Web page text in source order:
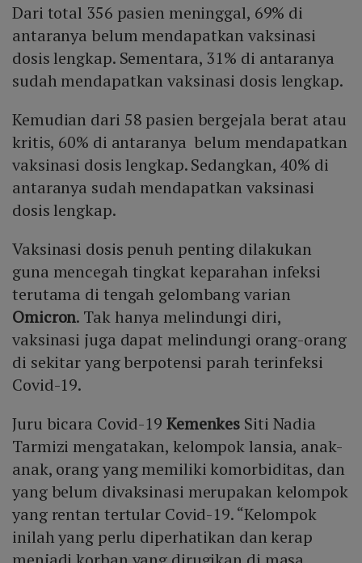
Dari total 356 pasien meninggal, 69% di
antaranya belum mendapatkan vaksinasi
dosis lengkap. Sementara, 31% di antaranya
sudah mendapatkan vaksinasi dosis lengkap.
Kemudian dari 58 pasien bergejala berat atau
kritis, 60% di antaranya belum mendapatkan
vaksinasi dosis lengkap. Sedangkan, 40% di
antaranya sudah mendapatkan vaksinasi
dosis lengkap.
Vaksinasi dosis penuh penting dilakukan
guna mencegah tingkat keparahan infeksi
terutama di tengah gelombang varian
Omicron. Tak hanya melindungi diri,
vaksinasi juga dapat melindungi orang-orang
di sekitar yang berpotensi parah terinfeksi
Covid-19.
Juru bicara Covid-19 Kemenkes Siti Nadia
Tarmizi mengatakan, kelompok lansia, anak-
anak, orang yang memiliki komorbiditas, dan
yang belum divaksinasi merupakan kelompok
yang rentan tertular Covid-19. “Kelompok
inilah yang perlu diperhatikan dan kerap